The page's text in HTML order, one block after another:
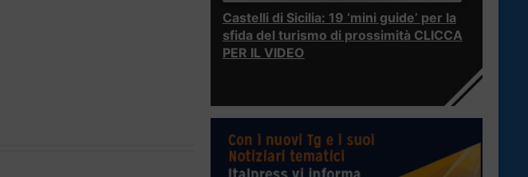
Castelli di Sicilia: 19 ‘mini guide’ per la
sfida del turismo di prossimità CLICCA
PER IL VIDEO